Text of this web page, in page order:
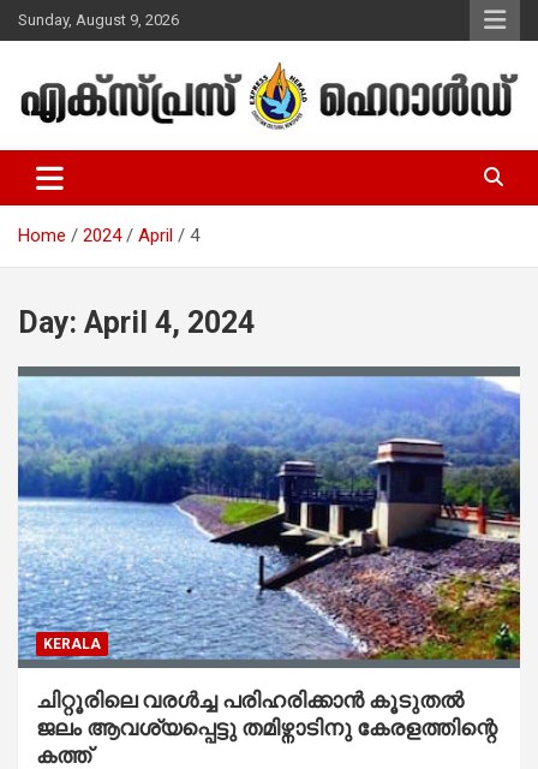
Skip
to
Sunday, August 9, 2026
Express Herald – Malayalam
Christian News
Home 2024 April 4
Day: April 4, 2024
KERALA
ചിറ്റൂരിലെ വരൾച്ച പരിഹരിക്കാൻ കൂടുതൽ
ജലം ആവശ്യപ്പെട്ടു തമിഴ്നാടിനു കേരളത്തിന്റെ
കത്ത്